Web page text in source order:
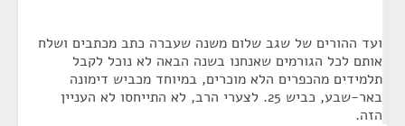
ועד ההורים של שגב שלום משנה שעברה כתב מכתבים ושלח
אותם לכל הגורמים שאנחנו בשנה הבאה לא נוכל לקבל
תלמידים מהכפרים הלא מוכרים, במיוחד מכביש דימונה
באר-שבע, כביש 25. לצערי הרב, לא התייחסו לא העניין
הזה.